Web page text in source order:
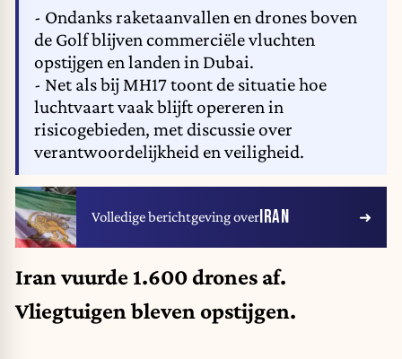
- Ondanks raketaanvallen en drones boven
de Golf blijven commerciële vluchten
opstijgen en landen in Dubai.
- Net als bij MH17 toont de situatie hoe
luchtvaart vaak blijft opereren in
risicogebieden, met discussie over
verantwoordelijkheid en veiligheid.
Volledige berichtgeving overIRAN
Iran vuurde 1.600 drones af.
Vliegtuigen bleven opstijgen.